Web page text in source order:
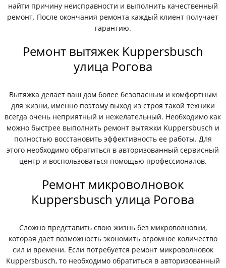
найти причину неисправности и выполнить качественный
ремонт. После окончания ремонта каждый клиент получает
гарантию.
Ремонт вытяжек Kuppersbusch
улица Рогова
Вытяжка делает ваш дом более безопасным и комфортным
для жизни, именно поэтому выход из строя такой техники
всегда очень неприятный и нежелательный. Необходимо как
можно быстрее выполнить ремонт вытяжки Kuppersbusch и
полностью восстановить эффективность ее работы. Для
этого необходимо обратиться в авторизованный сервисный
центр и воспользоваться помощью профессионалов.
Ремонт микроволновок
Kuppersbusch улица Рогова
Сложно представить свою жизнь без микроволновки,
которая дает возможность экономить огромное количество
сил и времени. Если потребуется ремонт микроволновок
Kuppersbusch, то необходимо обратиться в авторизованный